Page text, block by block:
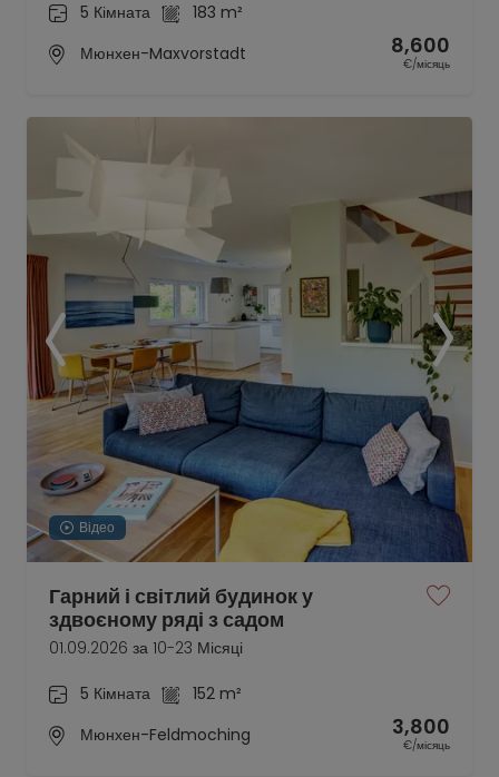
5 Кімната
183 m²
Мюнхен-Maxvorstadt
8,600
€/місяць
Відео
Гарний і світлий будинок у
здвоєному ряді з садом
01.09.2026 за 10-23 Місяці
5 Кімната
152 m²
Мюнхен-Feldmoching
3,800
€/місяць